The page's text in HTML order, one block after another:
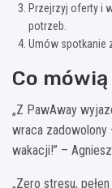
Przejrzyj oferty i
potrzeb.
Umów spotkanie
Co
„Z PawAway
wraca zadowolony
wakacji!” –
„Zero stresu,